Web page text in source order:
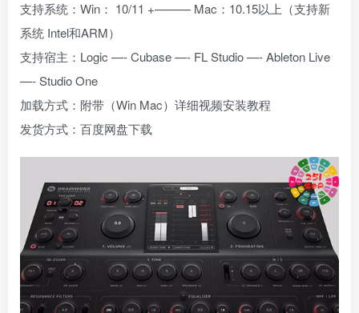
支持系统：Win： 10/11 +——— Mac：10.15以上（支持新
系统 Intel和ARM）
支持宿主：Logic —- Cubase —- FL Studio —- Ableton Live
—- Studio One
加载方式：附带（Win Mac）详细视频安装教程
发货方式：百度网盘下载